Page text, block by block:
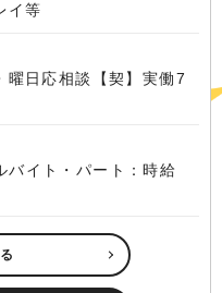
イ等
日応相談【契】実働7
イト・パート：時給